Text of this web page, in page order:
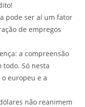
pode ser aí um fator
de empregos
a compreensão
Só nesta
europeu e a
não reanimem